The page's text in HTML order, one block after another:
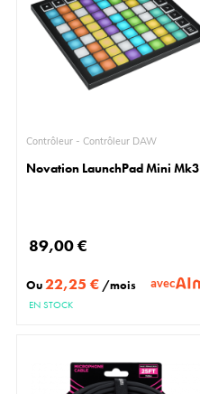
Contrôleur - Contrôleur DAW
Novation LaunchPad Mini Mk3
89,00 €
Ou22,25 € /mois avec
EN STOCK